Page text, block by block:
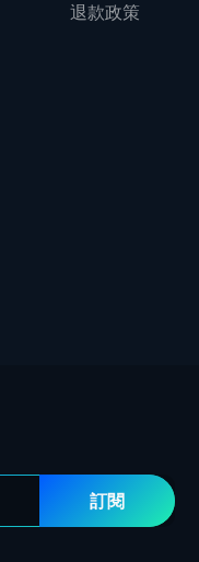
退款政策
訂閱